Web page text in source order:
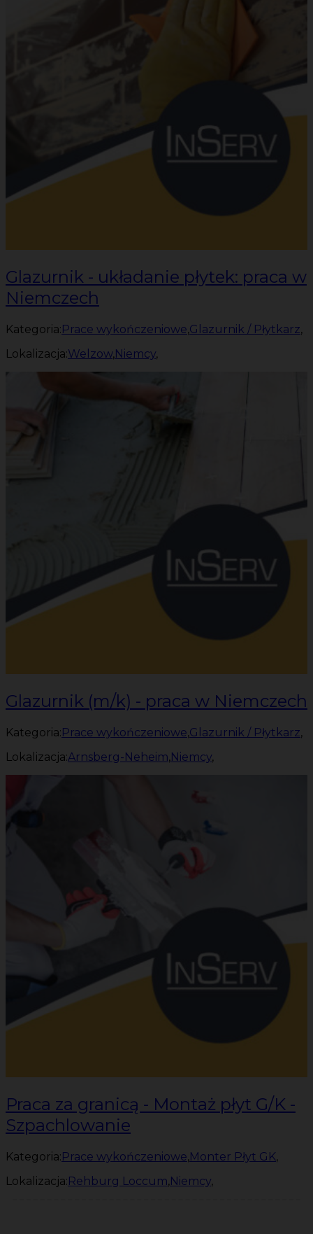
Glazurnik - układanie płytek: praca w
Niemczech
Kategoria:Prace wykończeniowe,Glazurnik / Płytkarz,
Lokalizacja:Welzow,Niemcy,
Glazurnik (m/k) - praca w Niemczech
Kategoria:Prace wykończeniowe,Glazurnik / Płytkarz,
Lokalizacja:Arnsberg-Neheim,Niemcy,
Praca za granicą - Montaż płyt G/K -
Szpachlowanie
Kategoria:Prace wykończeniowe,Monter Płyt GK,
Lokalizacja:Rehburg Loccum,Niemcy,